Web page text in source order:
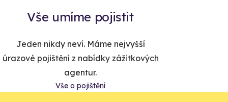
Vše umíme pojistit
Jeden nikdy neví. Máme nejvyšší
úrazové pojištění z nabídky zážitkových
agentur.
Vše o pojištění